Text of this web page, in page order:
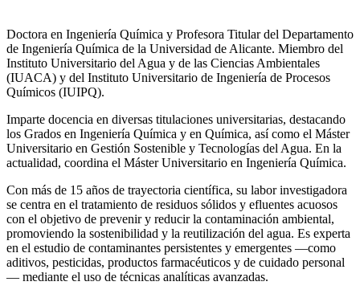
Doctora en Ingeniería Química y Profesora Titular del Departamento
de Ingeniería Química de la Universidad de Alicante. Miembro del
Instituto Universitario del Agua y de las Ciencias Ambientales
(IUACA) y del Instituto Universitario de Ingeniería de Procesos
Químicos (IUIPQ).
Imparte docencia en diversas titulaciones universitarias, destacando
los Grados en Ingeniería Química y en Química, así como el Máster
Universitario en Gestión Sostenible y Tecnologías del Agua. En la
actualidad, coordina el Máster Universitario en Ingeniería Química.
Con más de 15 años de trayectoria científica, su labor investigadora
se centra en el tratamiento de residuos sólidos y efluentes acuosos
con el objetivo de prevenir y reducir la contaminación ambiental,
promoviendo la sostenibilidad y la reutilización del agua. Es experta
en el estudio de contaminantes persistentes y emergentes —como
aditivos, pesticidas, productos farmacéuticos y de cuidado personal
— mediante el uso de técnicas analíticas avanzadas.